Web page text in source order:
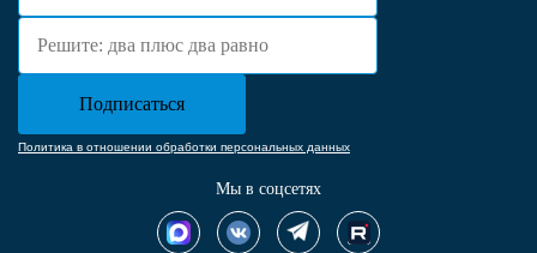
Политика в отношении обработки персональных данных
Мы в соцсетях